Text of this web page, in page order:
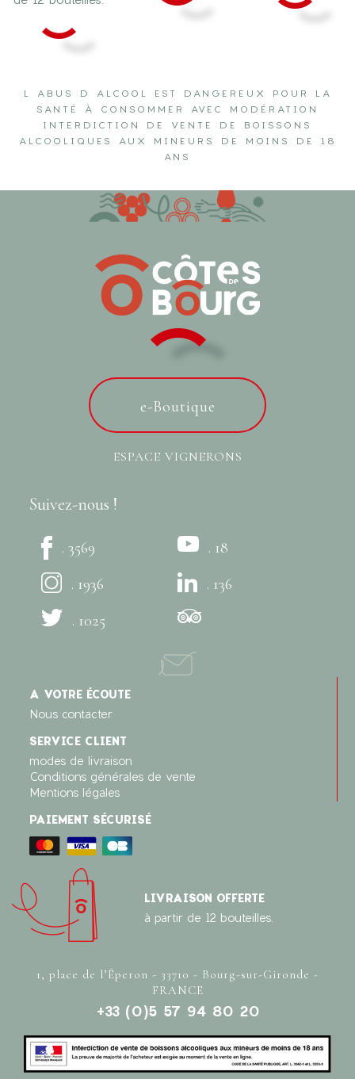
L ABUS D ALCOOL EST DANGEREUX POUR LA
SANTÉ À CONSOMMER AVEC MODÉRATION
INTERDICTION DE VENTE DE BOISSONS
ALCOOLIQUES AUX MINEURS DE MOINS DE 18
ANS
e-Boutique
ESPACE VIGNERONS
Suivez-nous !
. 3569
. 1936
. 1025
. 18
. 136
A VOTRE ÉCOUTE
Nous contacter
SERVICE CLIENT
modes de livraison
Conditions générales de vente
Mentions légales
PAIEMENT SÉCURISÉ
LIVRAISON OFFERTE
à partir de 12 bouteilles.
1, place de l’Éperon - 33710 - Bourg-sur-Gironde -
FRANCE
+33 (0)5 57 94 80 20